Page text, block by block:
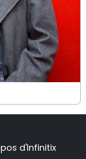
d'Infinitix